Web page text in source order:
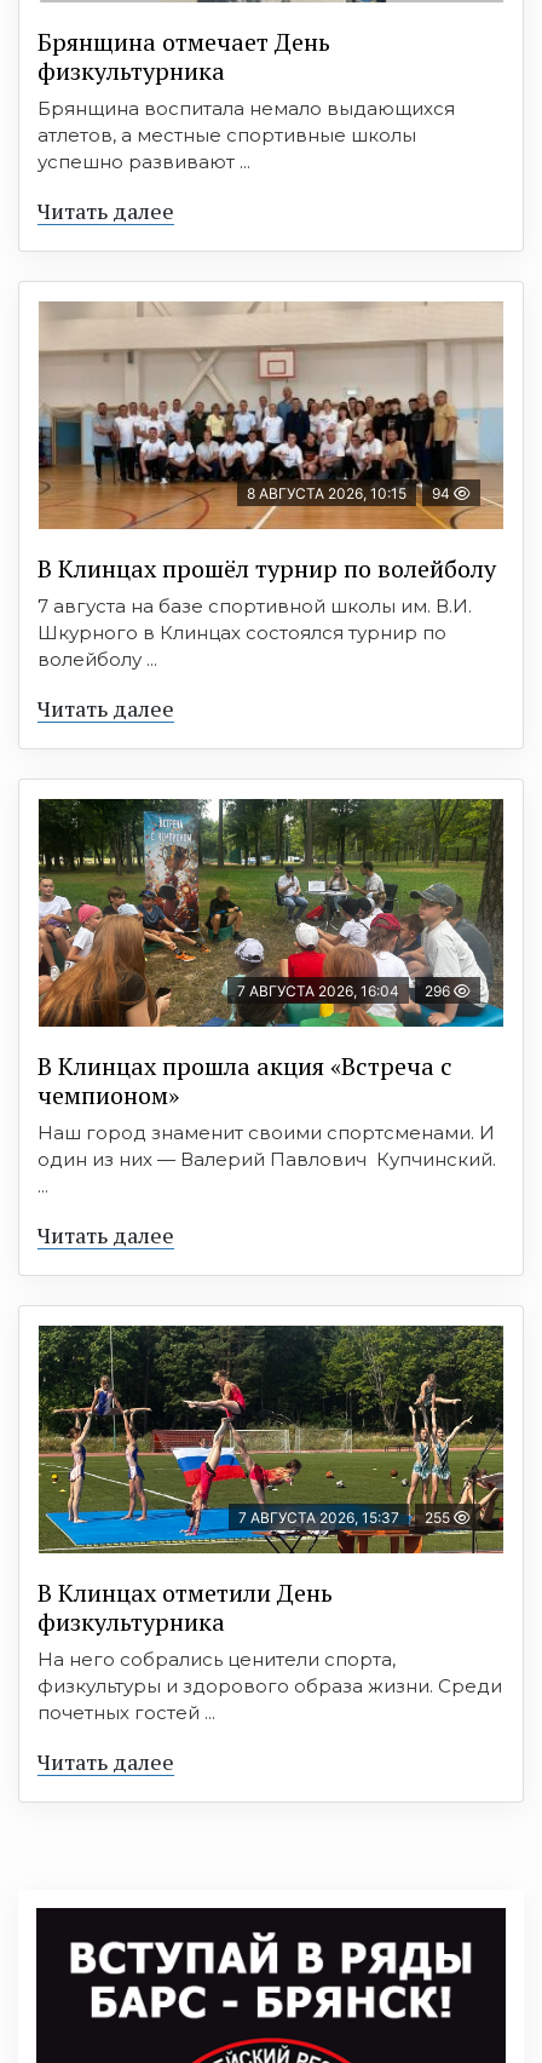
Брянщина отмечает День
физкультурника
Брянщина воспитала немало выдающихся
атлетов, а местные спортивные школы
успешно развивают ...
Читать далее
8 АВГУСТА 2026, 10:15 94
В Клинцах прошёл турнир по волейболу
7 августа на базе спортивной школы им. В.И.
Шкурного в Клинцах состоялся турнир по
волейболу ...
Читать далее
7 АВГУСТА 2026, 16:04 296
В Клинцах прошла акция «Встреча с
чемпионом»
Наш город знаменит своими спортсменами. И
один из них — Валерий Павлович Купчинский.
...
Читать далее
7 АВГУСТА 2026, 15:37 255
В Клинцах отметили День
физкультурника
На него собрались ценители спорта,
физкультуры и здорового образа жизни. Среди
почетных гостей ...
Читать далее